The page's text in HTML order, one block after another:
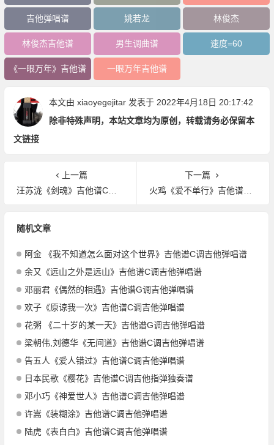
吉他弹唱谱 姚若龙 林俊杰
林俊杰吉他谱 男生调曲谱 速度=60
《一眼万年》吉他谱 一眼万年吉他谱
本文由 xiaoyegejitar发表于 2022年4月18日 20:17:42
除非特殊声明，本站文章均为原创，转载请务必保留本
文链接
上一篇
汪苏泷《剑魂》吉他谱C调吉他弹唱谱
下一篇
火鸡《爱不单行》吉他谱G调吉他弹唱谱
随机文章
阿金 《我不知道怎么面对这个世界》吉他谱C调吉他弹唱谱
余又《远山之外是远山》吉他谱C调吉他弹唱谱
邓丽君《偶然的相遇》吉他谱G调吉他弹唱谱
欢子《原谅我一次》吉他谱C调吉他弹唱谱
花粥 《二十岁的某一天》吉他谱G调吉他弹唱谱
梁朝伟,刘德华《无间道》吉他谱C调吉他弹唱谱
告五人《爱人错过》吉他谱C调吉他弹唱谱
日本民歌《樱花》吉他谱C调吉他指弹独奏谱
邓小巧《神爱世人》吉他谱C调吉他弹唱谱
许嵩《装糊涂》吉他谱C调吉他弹唱谱
陆虎《表白白》吉他谱C调吉他弹唱谱